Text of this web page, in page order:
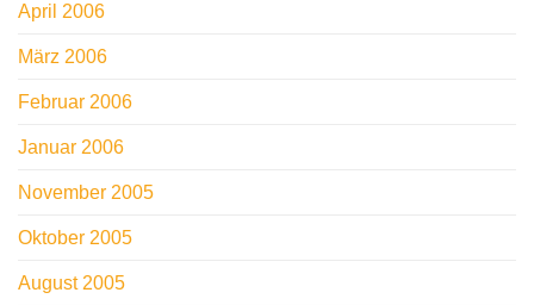
April 2006
März 2006
Februar 2006
Januar 2006
November 2005
Oktober 2005
August 2005